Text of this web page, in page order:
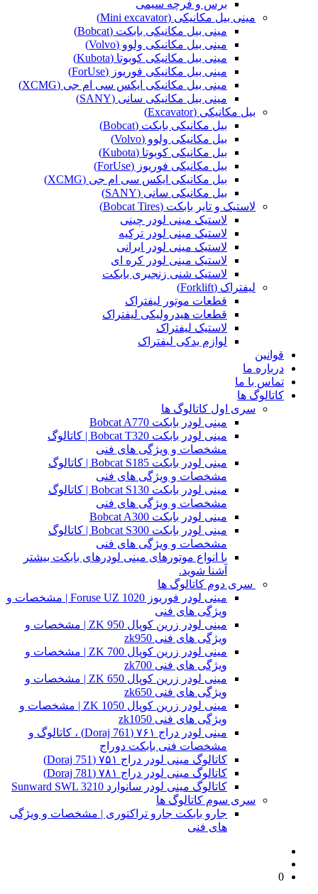
برس و فرچه سیمی
مینی بیل مکانیکی (Mini excavator)
مینی بیل مکانیکی بابکت (Bobcat)
مینی بیل مکانیکی ولوو (Volvo)
مینی بیل مکانیکی کوبوتا (Kubota)
مینی بیل مکانیکی فوریوز (ForUse)
مینی بیل مکانیکی ایکس سی ام جی (XCMG)
مینی بیل مکانیکی سانی (SANY)
بیل مکانیکی (Excavator)
بیل مکانیکی بابکت (Bobcat)
بیل مکانیکی ولوو (Volvo)
بیل مکانیکی کوبوتا (Kubota)
بیل مکانیکی فوریوز (ForUse)
بیل مکانیکی ایکس سی ام جی (XCMG)
بیل مکانیکی سانی (SANY)
لاستیک و تایر بابکت (Bobcat Tires)
لاستیک مینی لودر چینی
لاستیک مینی لودر ترکیه
لاستیک مینی لودر ایرانی
لاستیک مینی لودر کره ای
لاستیک شنی زنجیری بابکت
لیفتراک (Forklift)
قطعات موتور لیفتراک
قطعات هیدرولیکی لیفتراک
لاستیک لیفتراک
لوازم یدکی لیفتراک
قوانین
درباره ما
تماس با ما
کاتالوگ ها
سری اول کاتالوگ ها
مینی لودر بابکت Bobcat A770
مینی لودر بابکت Bobcat T320 | کاتالوگ
مشخصات و ویژگی های فنی
مینی لودر بابکت Bobcat S185 | کاتالوگ
مشخصات و ویژگی های فنی
مینی لودر بابکت Bobcat S130 | کاتالوگ
مشخصات و ویژگی های فنی
مینی لودر بابکت Bobcat A300
مینی لودر بابکت Bobcat S300 | کاتالوگ
مشخصات و ویژگی های فنی
با انواع موتورهای مینی لودرهای بابکت بیشتر
آشنا شوید.
سری دوم کاتالوگ ها
مینی لودر فوریوز Foruse UZ 1020 | مشخصات و
ویژگی های فنی
مینی لودر زرین کوپال ZK 950 | مشخصات و
ویژگی های فنی zk950
مینی لودر زرین کوپال ZK 700 | مشخصات و
ویژگی های فنی zk700
مینی لودر زرین کوپال ZK 650 | مشخصات و
ویژگی های فنی zk650
مینی لودر زرین کوپال ZK 1050 | مشخصات و
ویژگی های فنی zk1050
مینی لودر دراج ۷۶۱ (Doraj 761) ، کاتالوگ و
مشخصات فنی بابکت دوراج
کاتالوگ مینی لودر دراج ۷۵۱ (Doraj 751)
کاتالوگ مینی لودر دراج ۷۸۱ (Doraj 781)
کاتالوگ مینی لودر سانوارد Sunward SWL 3210
سری سوم کاتالوگ ها
جارو بابکت جارو تراکتوری | مشخصات و ویژگی
های فنی
0